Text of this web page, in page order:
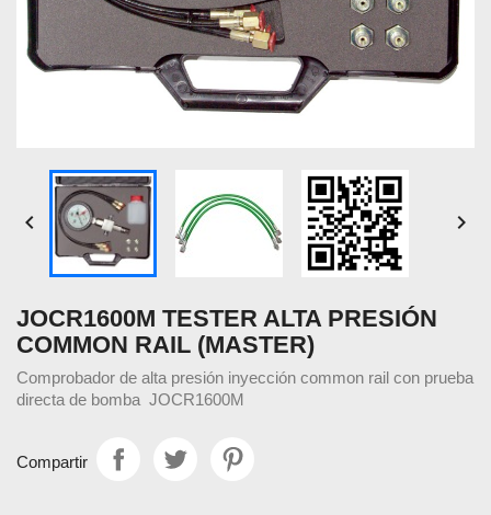
 
JOCR1600M TESTER ALTA PRESIÓN
COMMON RAIL (MASTER)
Comprobador de alta presión inyección common rail con prueba
directa de bomba JOCR1600M
Compartir